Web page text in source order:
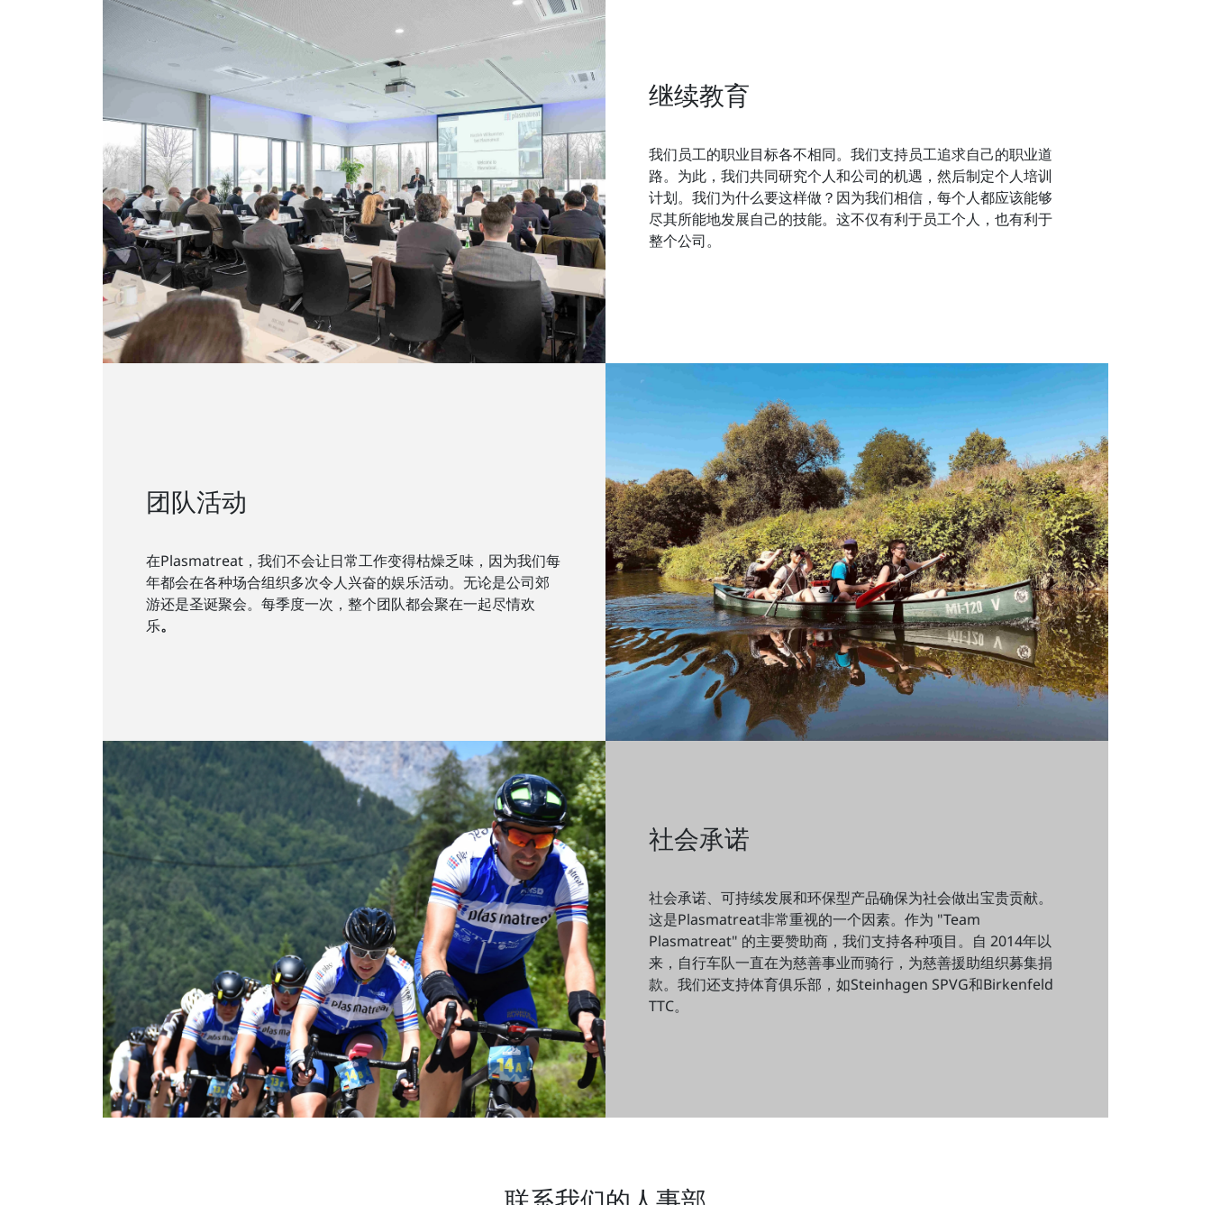
继续教育
我们员工的职业目标各不相同。我们支持员工追求自己的职业道
路。为此，我们共同研究个人和公司的机遇，然后制定个人培训
计划。我们为什么要这样做？因为我们相信，每个人都应该能够
尽其所能地发展自己的技能。这不仅有利于员工个人，也有利于
整个公司。
团队活动
在Plasmatreat，我们不会让日常工作变得枯燥乏味，因为我们每
年都会在各种场合组织多次令人兴奋的娱乐活动。无论是公司郊
游还是圣诞聚会。每季度一次，整个团队都会聚在一起尽情欢
乐。
社会承诺
社会承诺、可持续发展和环保型产品确保为社会做出宝贵贡献。
这是Plasmatreat非常重视的一个因素。作为 "Team
Plasmatreat" 的主要赞助商，我们支持各种项目。自 2014年以
来，自行车队一直在为慈善事业而骑行，为慈善援助组织募集捐
款。我们还支持体育俱乐部，如Steinhagen SPVG和Birkenfeld
TTC。